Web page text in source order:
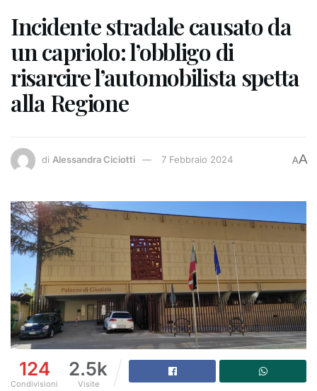
Incidente stradale causato da
un capriolo: l’obbligo di
risarcire l’automobilista spetta
alla Regione
di Alessandra Ciciotti 7 Febbraio 2024 AA
124
Condivisioni
2.5k
Visite